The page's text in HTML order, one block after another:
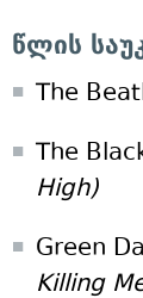
წლის
The
The
High)
Green
Killing